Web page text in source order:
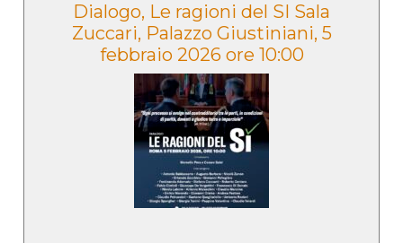
Dialogo, Le ragioni del SI Sala
Zuccari, Palazzo Giustiniani, 5
febbraio 2026 ore 10:00